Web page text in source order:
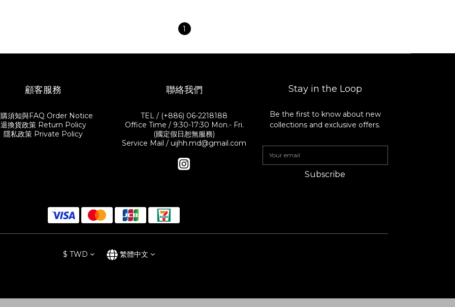
1
顧客服務
須知與FAQ Order Notice
退換貨政策 Return Policy
隱私政策 Private Policy
聯絡我們
TEL / (+886) 06-2218188
Office Time / 9:30-17:30 Mon.- Fri.
(國定假日恕無服務)
Service Mail / uijhh.md@gmail.com
Stay in the Loop
Be the first to know about new
collections and exclusive offers.
Subscribe
$ TWD 繁體中文